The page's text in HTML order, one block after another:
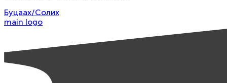
Буцаах/Солих
main logo